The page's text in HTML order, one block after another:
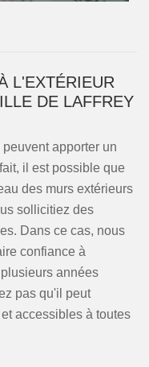
L'EXTÉRIEUR
DE LAFFREY
apporter un
il est possible que
des murs extérieurs
sollicitiez des
Dans ce cas, nous
confiance à
années
pas qu'il peut
accessibles à toutes